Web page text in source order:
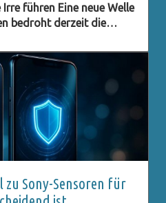
führen Eine neue Welle
bedroht derzeit die
versuchen, durch
Daten zu
wird ein angebliches
genutzt, um
eine gefälschte
Vorgehensweise ist
Methoden der
ständig weiter, und es
neuesten
zu sein. Was ist die
zu Sony-Sensoren für